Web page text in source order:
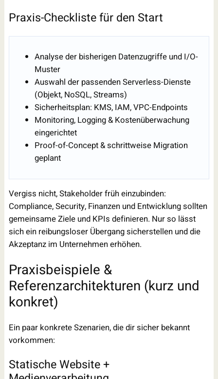
Praxis-Checkliste für den Start
Analyse der bisherigen Datenzugriffe und I/O-
Muster
Auswahl der passenden Serverless-Dienste
(Objekt, NoSQL, Streams)
Sicherheitsplan: KMS, IAM, VPC-Endpoints
Monitoring, Logging & Kostenüberwachung
eingerichtet
Proof-of-Concept & schrittweise Migration
geplant
Vergiss nicht, Stakeholder früh einzubinden:
Compliance, Security, Finanzen und Entwicklung sollten
gemeinsame Ziele und KPIs definieren. Nur so lässt
sich ein reibungsloser Übergang sicherstellen und die
Akzeptanz im Unternehmen erhöhen.
Praxisbeispiele &
Referenzarchitekturen (kurz und
konkret)
Ein paar konkrete Szenarien, die dir sicher bekannt
vorkommen:
Statische Website +